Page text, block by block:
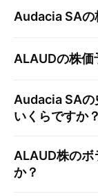
Audacia SAの
ALAUDの株価
Audacia SAの
いくらですか？
ALAUD株のボ
か？